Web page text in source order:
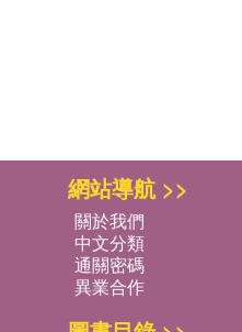
網站導航 >>
關於我們
中文分類
通關密碼
異業合作